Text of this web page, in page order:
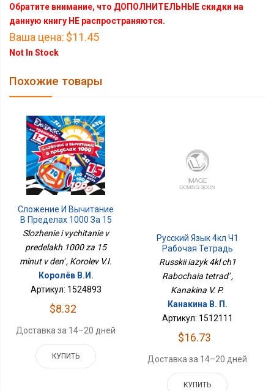
Обратите внимание, что ДОПОЛНИТЕЛЬНЫЕ скидки на
данную книгу НЕ распространяются.
Ваша цена: $11.45
Not In Stock
Похожие товары
Сложение И Вычитание
В Пределах 1000 За 15
Минут В День
Slozhenie i vychitanie v
predelakh 1000 za 15
minut v den' , Korolev V.I.
Королёв В.И.
Артикул: 1524893
$8.32
Доставка за 14–20 дней
КУПИТЬ
Русский Язык 4кл Ч1
Рабочая Тетрадь
Russkii iazyk 4kl ch1
Rabochaia tetrad' ,
Kanakina V. P.
Канакина В. П.
Артикул: 1512111
$16.73
Доставка за 14–20 дней
КУПИТЬ